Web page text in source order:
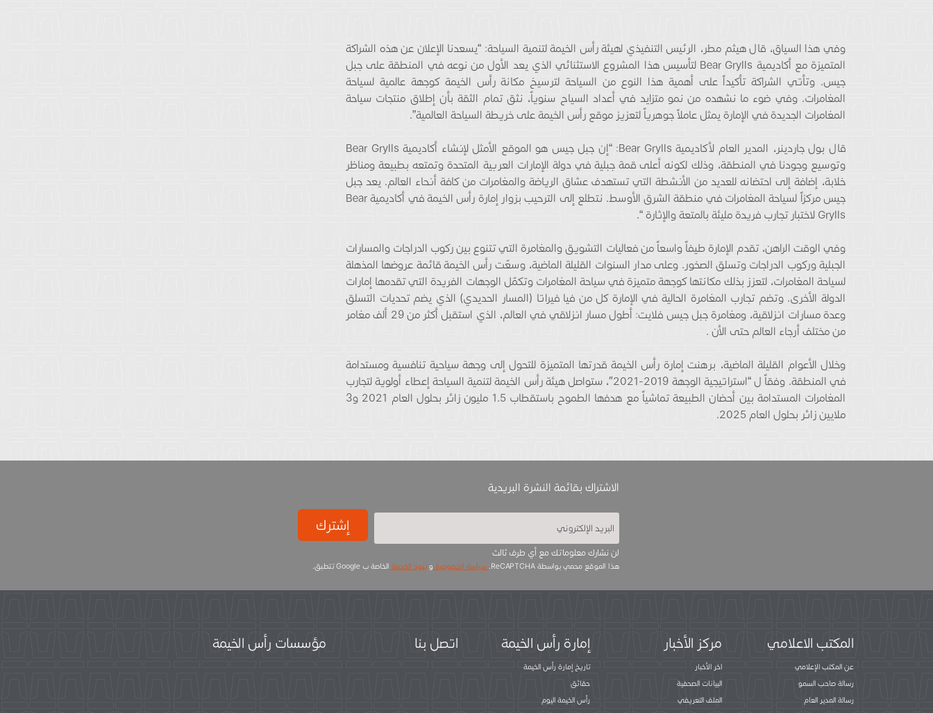
وفي هذا السياق، قال هيثم مطر، الرئيس التنفيذي لهيئة رأس الخيمة لتنمية السياحة: “يسعدنا الإعلان عن هذه الشراكة
المتميزة مع أكاديمية Bear Grylls لتأسيس هذا المشروع الاستثنائي الذي يعد الأول من نوعه في المنطقة على جبل
جيس. وتأتي الشراكة تأكيداً على أهمية هذا النوع من السياحة لترسيخ مكانة رأس الخيمة كوجهة عالمية لسياحة
المغامرات. وفي ضوء ما نشهده من نمو متزايد في أعداد السياح سنوياً، نثق تمام الثقة بأن إطلاق منتجات سياحة
المغامرات الجديدة في الإمارة يمثل عاملاً جوهرياً لتعزيز موقع رأس الخيمة على خريطة السياحة العالمية”.
قال بول جاردينر، المدير العام لأكاديمية Bear Grylls: “إن جبل جيس هو الموقع الأمثل لإنشاء أكاديمية Bear Grylls
وتوسيع وجودنا في المنطقة، وذلك لكونه أعلى قمة جبلية في دولة الإمارات العربية المتحدة وتمتعه بطبيعة ومناظر
خلابة، إضافة إلى احتضانه للعديد من الأنشطة التي تستهدف عشاق الرياضة والمغامرات من كافة أنحاء العالم. يعد جبل
جيس مركزاً لسياحة المغامرات في منطقة الشرق الأوسط. نتطلع إلى الترحيب بزوار إمارة رأس الخيمة في أكاديمية Bear
Grylls لاختبار تجارب فريدة مليئة بالمتعة والإثارة “.
وفي الوقت الراهن، تقدم الإمارة طيفاً واسعاً من فعاليات التشويق والمغامرة التي تتنوع بين ركوب الدراجات والمسارات
الجبلية وركوب الدراجات وتسلق الصخور. وعلى مدار السنوات القليلة الماضية، وسعّت رأس الخيمة قائمة عروضها المذهلة
لسياحة المغامرات، لتعزز بذلك مكانتها كوجهة متميزة في سياحة المغامرات وتكمّل الوجهات الفريدة التي تقدمها إمارات
الدولة الأخرى. وتضم تجارب المغامرة الحالية في الإمارة كل من فيا فيراتا (المسار الحديدي) الذي يضم تحديات التسلق
وعدة مسارات انزلاقية، ومغامرة جبل جيس فلايت: أطول مسار انزلاقي في العالم، الذي استقبل أكثر من 29 ألف مغامر
من مختلف أرجاء العالم حتى الأن .
وخلال الأعوام القليلة الماضية، برهنت إمارة رأس الخيمة قدرتها المتميزة للتحول إلى وجهة سياحية تنافسية ومستدامة
في المنطقة. وفقاً ل “استراتيجية الوجهة 2019-2021″، ستواصل هيئة رأس الخيمة لتنمية السياحة إعطاء أولوية لتجارب
المغامرات المستدامة بين أحضان الطبيعة تماشياً مع هدفها الطموح باستقطاب 1.5 مليون زائر بحلول العام 2021 و3
ملايين زائر بحلول العام 2025.
الاشتراك بقائمة النشرة البريدية
لن نشارك معلوماتك مع أي طرف ثالث
إشترك
هذا الموقع محمي بواسطة ReCAPTCHA. سياسة الخصوصية وبنود الخدمة الخاصة ب Google تتطبق.
المكتب الاعلامي
عن المكتب الإعلامي
رسالة صاحب السمو
رسالة المدير العام
مركز الأخبار
اخر الأخبار
البيانات الصحفية
الملف التعريفي
إمارة رأس الخيمة
تاريخ إمارة رأس الخيمة
حقائق
رأس الخيمة اليوم
اتصل بنا مؤسسات رأس الخيمة